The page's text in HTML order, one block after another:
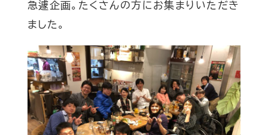
急遽企画。たくさんの方にお集まりいただき
ました。